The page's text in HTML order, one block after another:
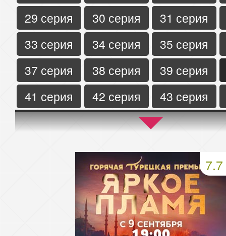
29 серия
30 серия
31 серия
33 серия
34 серия
35 серия
37 серия
38 серия
39 серия
41 серия
42 серия
43 серия
45 серия
46 серия
47 серия
50 серия
51 серия
54 серия
55 серия
58 серия
59 серия
62 серия
63 серия
7.7